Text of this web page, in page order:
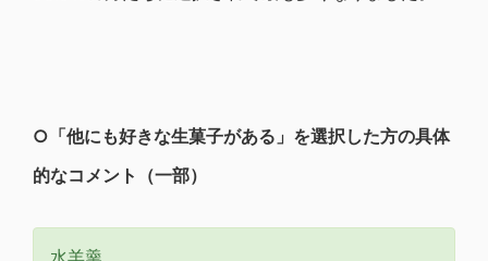
○ 「他にも好きな生菓子がある」を選択した方の具体
的なコメント（一部）
水羊羹